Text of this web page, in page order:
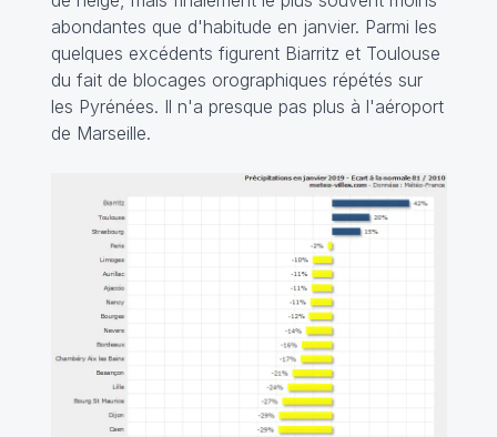
abondantes que d'habitude en janvier. Parmi les
quelques excédents figurent Biarritz et Toulouse
du fait de blocages orographiques répétés sur
les Pyrénées. Il n'a presque pas plus à l'aéroport
de Marseille.